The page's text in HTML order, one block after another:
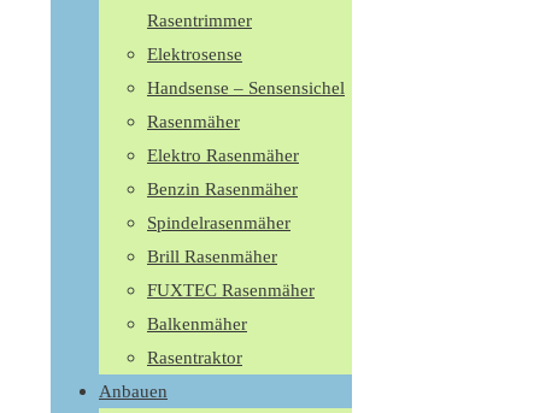
Rasentrimmer
Elektrosense
Handsense – Sensensichel
Rasenmäher
Elektro Rasenmäher
Benzin Rasenmäher
Spindelrasenmäher
Brill Rasenmäher
FUXTEC Rasenmäher
Balkenmäher
Rasentraktor
Anbauen